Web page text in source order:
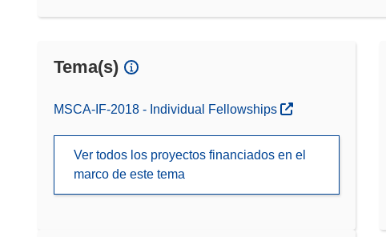
Tema(s)
MSCA-IF-2018 - Individual Fellowships
Ver todos los proyectos financiados en el
marco de este tema